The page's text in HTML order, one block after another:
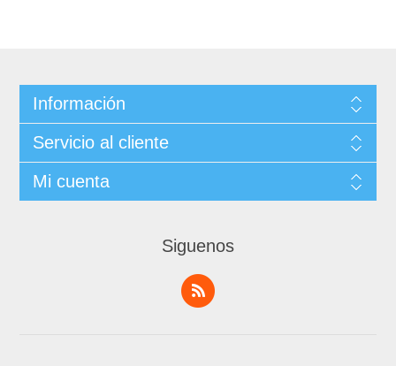
Información
Servicio al cliente
Mi cuenta
Siguenos